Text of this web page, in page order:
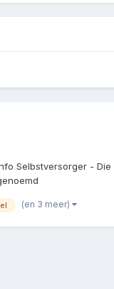
Selbstversorger -
(en 3 meer)